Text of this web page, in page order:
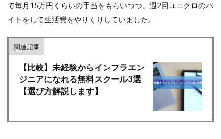
で毎月15万円くらいの手当をもらいつつ、週2回ユニクロのバ
イトをして生活費をやりくりしていました。
関連記事
【比較】未経験からインフラエン
ジニアになれる無料スクール3選
【選び方解説します】